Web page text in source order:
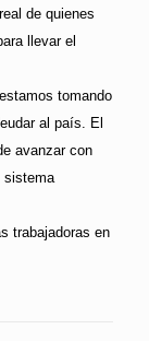
de quienes
llevar el
tomando
al país. El
avanzar con
sistema
trabajadoras en